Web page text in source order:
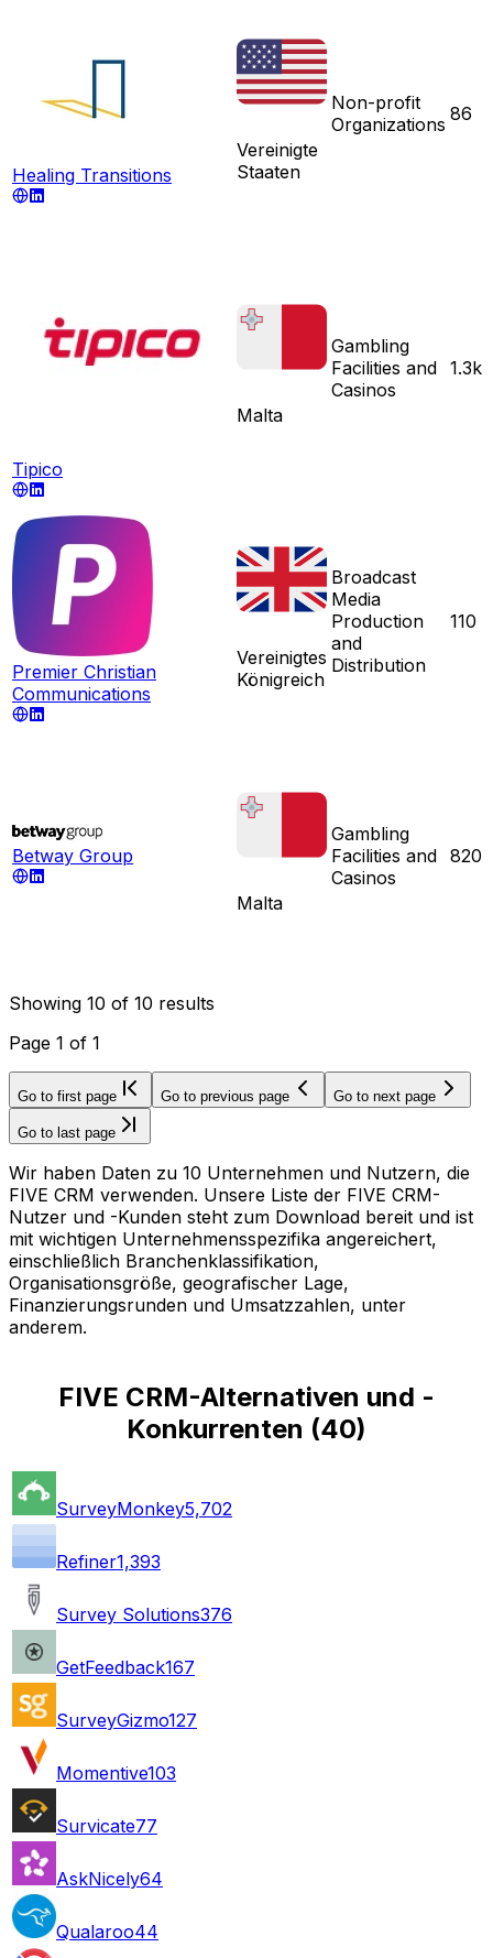
Healing Transitions
Vereinigte
Staaten
Non-profit
Organizations 86
Tipico
Malta
Gambling
Facilities and
Casinos
1.3k
Premier Christian
Communications
Vereinigtes
Königreich
Broadcast
Media
Production
and
Distribution
110
Betway Group
Malta
Gambling
Facilities and
Casinos
820
Showing 10 of 10 results
Page 1 of 1
Go to first page Go to previous page Go to next page
Go to last page
Wir haben Daten zu 10 Unternehmen und Nutzern, die
FIVE CRM verwenden. Unsere Liste der FIVE CRM-
Nutzer und -Kunden steht zum Download bereit und ist
mit wichtigen Unternehmensspezifika angereichert,
einschließlich Branchenklassifikation,
Organisationsgröße, geografischer Lage,
Finanzierungsrunden und Umsatzzahlen, unter
anderem.
FIVE CRM-Alternativen und -
Konkurrenten (40)
SurveyMonkey5,702
Refiner1,393
Survey Solutions376
GetFeedback167
SurveyGizmo127
Momentive103
Survicate77
AskNicely64
Qualaroo44